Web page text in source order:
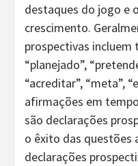
destaques do jogo e
crescimento.
prospectivas incluem
“planejado”,
“acreditar”, “meta”,
afirmações em
são declarações
o êxito das questões
declarações